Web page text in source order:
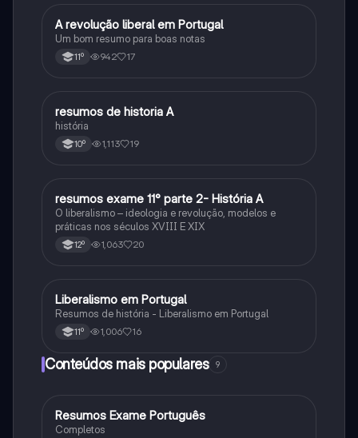
História
A revolução liberal em Portugal
Um bom resumo para boas notas
11º 942 17
História
resumos de historia A
história
10º 1,113 19
História
resumos exame 11° parte 2- História A
O liberalismo – ideologia e revolução, modelos e
práticas nos séculos XVIII E XIX
12º 1,063 20
História
Liberalismo em Portugal
Resumos de história - Liberalismo em Portugal
11º 1,006 16
Conteúdos mais populares 9
Português
Resumos Exame Português
Completos